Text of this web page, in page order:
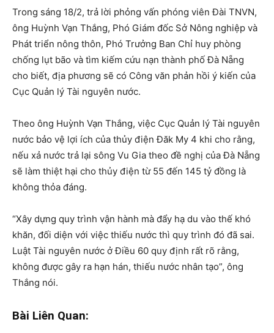
Trong sáng 18/2, trả lời phỏng vấn phóng viên Đài TNVN,
ông Huỳnh Vạn Thắng, Phó Giám đốc Sở Nông nghiệp và
Phát triển nông thôn, Phó Trưởng Ban Chỉ huy phòng
chống lụt bão và tìm kiếm cứu nạn thành phố Đà Nẵng
cho biết, địa phương sẽ có Công văn phản hồi ý kiến của
Cục Quản lý Tài nguyên nước.
Theo ông Huỳnh Vạn Thắng, việc Cục Quản lý Tài nguyên
nước bảo vệ lợi ích của thủy điện Đăk My 4 khi cho rằng,
nếu xả nước trả lại sông Vu Gia theo đề nghị của Đà Nẵng
sẽ làm thiệt hại cho thủy điện từ 55 đến 145 tỷ đồng là
không thỏa đáng.
“Xây dựng quy trình vận hành mà đẩy hạ du vào thế khó
khăn, đối diện với việc thiếu nước thì quy trình đó đã sai.
Luật Tài nguyên nước ở Điều 60 quy định rất rõ rằng,
không được gây ra hạn hán, thiếu nước nhân tạo”, ông
Thắng nói.
Bài Liên Quan: